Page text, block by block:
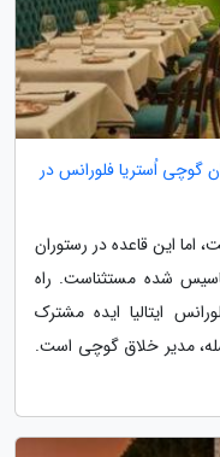
گوچی اُستریا فلورانس در
این قاعده در رستوران
شده مستثناست. راه
ایتالیا ایده مشترک
مدیر خلاق گوچی است.